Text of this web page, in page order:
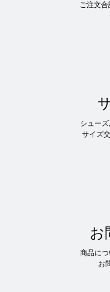
ご注文
シュー
サイズ
お
商品に
お